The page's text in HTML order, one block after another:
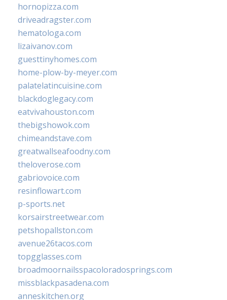
hornopizza.com
driveadragster.com
hematologa.com
lizaivanov.com
guesttinyhomes.com
home-plow-by-meyer.com
palatelatincuisine.com
blackdoglegacy.com
eatvivahouston.com
thebigshowok.com
chimeandstave.com
greatwallseafoodny.com
theloverose.com
gabriovoice.com
resinflowart.com
p-sports.net
korsairstreetwear.com
petshopallston.com
avenue26tacos.com
topgglasses.com
broadmoornailsspacoloradosprings.com
missblackpasadena.com
anneskitchen.org